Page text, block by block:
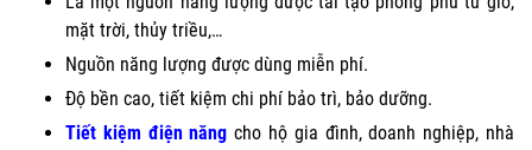
mặt trời, thủy triều,…
Nguồn năng lượng được dùng miễn phí.
Độ bền cao, tiết kiệm chi phí bảo trì, bảo dưỡng.
Tiết kiệm điện năng cho hộ gia đình, doanh nghiệp, nhà